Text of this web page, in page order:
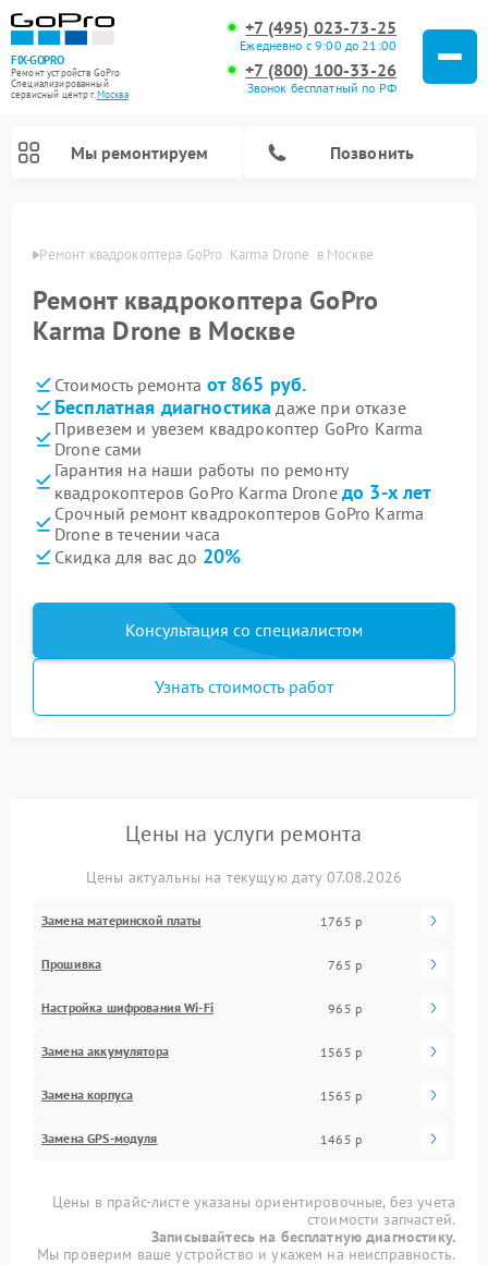
FIX-GOPRO
Ремонт устройств GoPro
Специализированный
cервисный центр г.Москва
+7 (495) 023-73-25
Ежедневно с 9:00 до 21:00
+7 (800) 100-33-26
Звонок бесплатный по РФ
Мы ремонтируем Позвонить
Ремонт квадрокоптера GoPro  Karma Drone  в Москве
Ремонт квадрокоптера GoPro
Karma Drone в Москве
Стоимость ремонта от 865 руб.
Бесплатная диагностика даже при отказе
Привезем и увезем квадрокоптер GoPro Karma
Drone сами
Гарантия на наши работы по ремонту
квадрокоптеров GoPro Karma Drone до 3-х лет
Срочный ремонт квадрокоптеров GoPro Karma
Drone в течении часа
Скидка для вас до 20%
Консультация со специалистом
Узнать стоимость работ
Цены на услуги ремонта
Цены актуальны на текущую дату 07.08.2026
Замена материнской платы 1765 р
Прошивка 765 р
Настройка шифрования Wi-Fi 965 р
Замена аккумулятора 1565 р
Замена корпуса 1565 р
Замена GPS-модуля 1465 р
Цены в прайс-листе указаны ориентировочные, без учета
стоимости запчастей.
Записывайтесь на бесплатную диагностику.
Мы проверим ваше устройство и укажем на неисправность.